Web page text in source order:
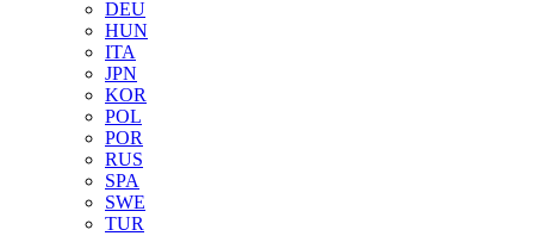
DEU
HUN
ITA
JPN
KOR
POL
POR
RUS
SPA
SWE
TUR